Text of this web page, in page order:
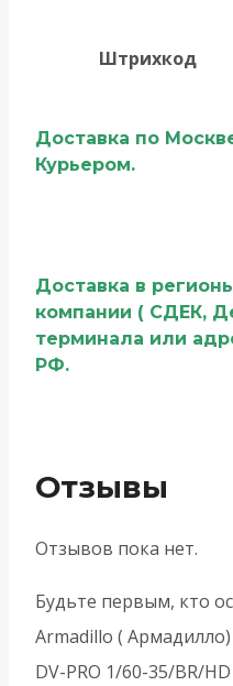
Штрихкод
Доставка по
Курьером.
Доставка в
компании ( СДЕК,
терминала или
РФ.
Отзывы
Отзывов пока нет.
Будьте первым, кто
Armadillo (
DV-PRO 1/60-35/BR/